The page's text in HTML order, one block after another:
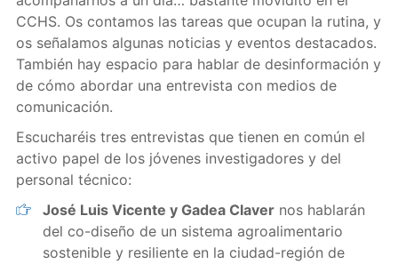
CCHS. Os contamos las tareas que ocupan la rutina, y
os señalamos algunas noticias y eventos destacados.
También hay espacio para hablar de desinformación y
de cómo abordar una entrevista con medios de
comunicación.
Escucharéis tres entrevistas que tienen en común el
activo papel de los jóvenes investigadores y del
personal técnico:
José Luis Vicente y Gadea Clavernos hablarán
del co-diseño de un sistema agroalimentario
sostenible y resiliente en la ciudad-región de